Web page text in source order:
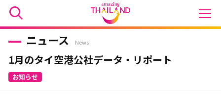
ニュース News
1月のタイ空港公社データ・リポート